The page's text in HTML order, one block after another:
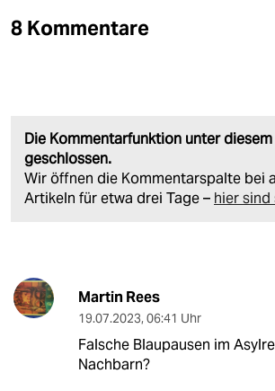
8 Kommentare
Die Kommentarfunktion unter
geschlossen.
Wir öffnen die Kommentarspalte bei
Artikeln für etwa drei Tage – hier sind
Martin Rees
19.07.2023, 06:41 Uhr
Falsche Blaupausen im
Nachbarn?